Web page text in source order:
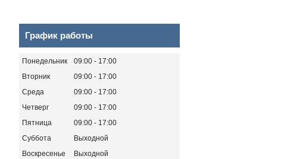
График работы
Понедельник 09:00
17:00
Вторник
09:00
17:00
Среда
09:00
17:00
Четверг
09:00
17:00
Пятница
09:00
17:00
Суббота
Выходной
Воскресенье
Выходной